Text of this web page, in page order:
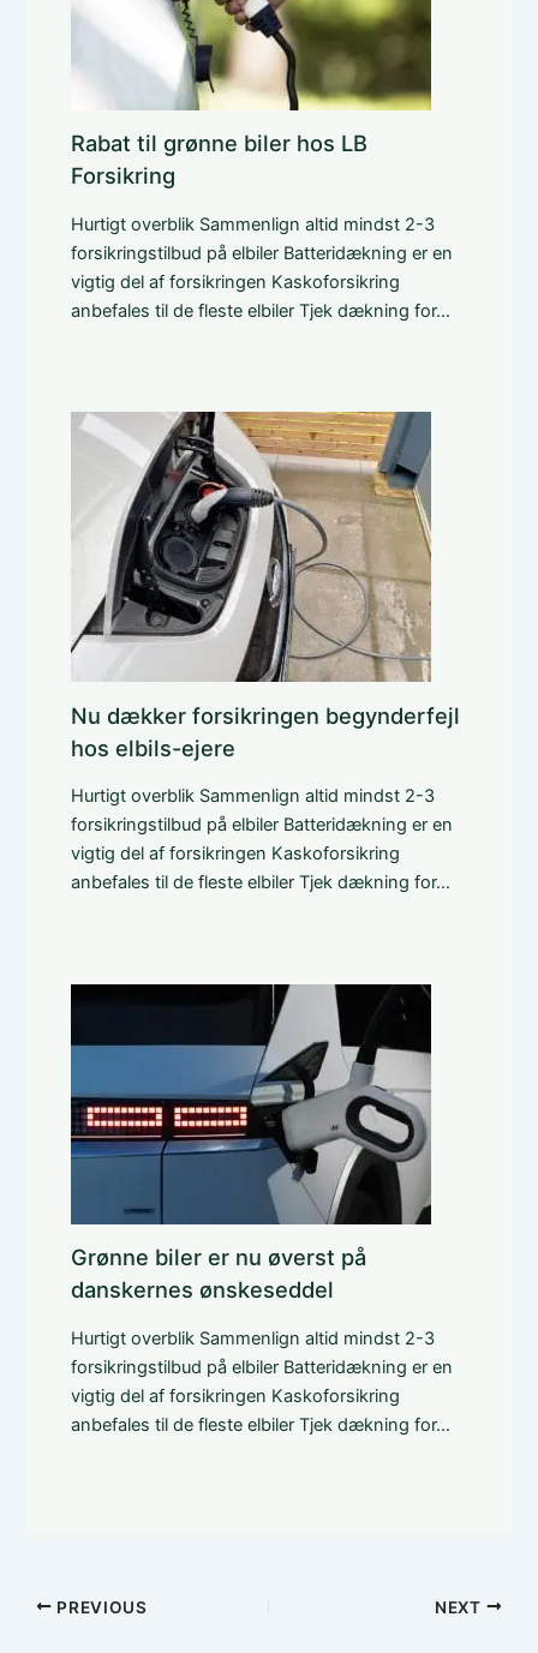
Rabat til grønne biler hos LB
Forsikring
Hurtigt overblik Sammenlign altid mindst 2-3
forsikringstilbud på elbiler Batteridækning er en
vigtig del af forsikringen Kaskoforsikring
anbefales til de fleste elbiler Tjek dækning for…
Nu dækker forsikringen begynderfejl
hos elbils-ejere
Hurtigt overblik Sammenlign altid mindst 2-3
forsikringstilbud på elbiler Batteridækning er en
vigtig del af forsikringen Kaskoforsikring
anbefales til de fleste elbiler Tjek dækning for…
Grønne biler er nu øverst på
danskernes ønskeseddel
Hurtigt overblik Sammenlign altid mindst 2-3
forsikringstilbud på elbiler Batteridækning er en
vigtig del af forsikringen Kaskoforsikring
anbefales til de fleste elbiler Tjek dækning for…
PREVIOUS NEXT